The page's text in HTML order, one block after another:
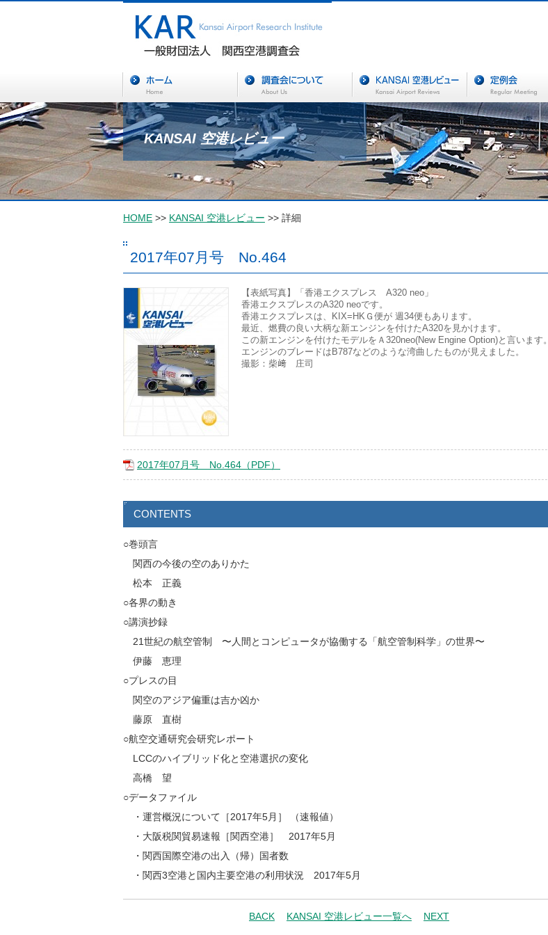
KANSAI 空港レビュー
HOME >> KANSAI 空港レビュー >> 詳細
2017年07月号 No.464
【表紙写真】「香港エクスプレス A320 neo」
香港エクスプレスのA320 neoです。
香港エクスプレスは、KIX=HKＧ便が 週34便もあります。
最近、燃費の良い大柄な新エンジンを付けたA320を見かけます。
この新エンジンを付けたモデルをＡ320neo(New Engine Option)と言います。
エンジンのブレードはB787などのような湾曲したものが見えました。
撮影：柴﨑 庄司
2017年07月号 No.464（PDF）
CONTENTS
○巻頭言
関西の今後の空のありかた
松本 正義
○各界の動き
○講演抄録
21世紀の航空管制 〜人間とコンピュータが協働する「航空管制科学」の世界〜
伊藤 恵理
○プレスの目
関空のアジア偏重は吉か凶か
藤原 直樹
○航空交通研究会研究レポート
LCCのハイブリッド化と空港選択の変化
高橋 望
○データファイル
・運営概況について［2017年5月］ （速報値）
・大阪税関貿易速報［関西空港］ 2017年5月
・関西国際空港の出入（帰）国者数
・関西3空港と国内主要空港の利用状況 2017年5月
BACK KANSAI 空港レビュー一覧へ NEXT